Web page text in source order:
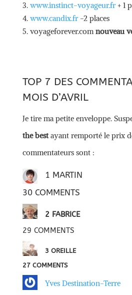
www.instinct-voyageur.fr+ 1
www.candix.fr -2 places
voyageforever.comnouveau
TOP 7 DES
MOIS D’AVRIL
Je tire ma petite enveloppe.
the bestayant remporté le prix
commentateurs sont :
1 MARTIN
30 COMMENTS
2 FABRICE
29 COMMENTS
3 OREILLE
27 COMMENTS
Yves Destination-Terre